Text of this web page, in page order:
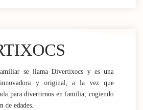
se llama Divertixocs y es una
y original, a la vez que
para divertirnos en familia, cogiendo
de edades.